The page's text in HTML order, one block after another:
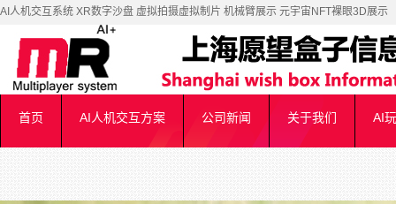
AI人机交互系统 XR数字沙盘 虚拟拍摄虚拟制片 机械臂展示 元宇宙NFT裸眼3D展示
首页 AI人机交互方案 公司新闻 关于我们 AI